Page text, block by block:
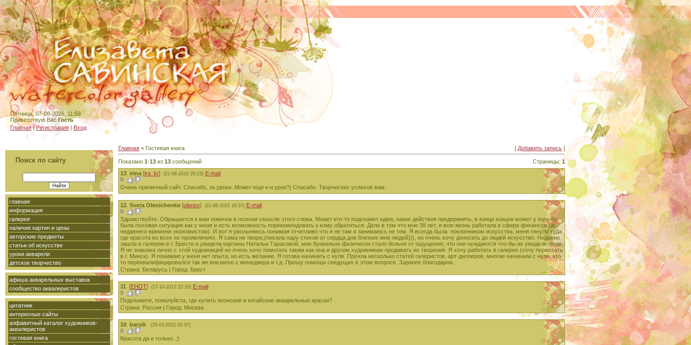
Пятница, 07-08-2026, 11:59
Приветствую Вас Гость
Главная|Регистрация |Вход
Поиск по сайту
главная
информация
галерея
наличие картин и цены
авторские предметы
статьи об искусстве
уроки акварели
детское творчество
афиша акварельных выставок
сообщество аквалеристов
цитатник
интересные сайты
алфавитный каталог художников-
аквалеристов
гостевая книга
Главная » Гостевая книга [ Добавить запись ]
Страницы: 1
Показано 1-13 из 13 сообщений
13 irina [ira_kr] (21-06-2016 20:23) E-mail
0
Очень приличный сайт. Спасибо, за уроки. Может еще к-н урок?) Спасибо. Творческих успехов вам.
12 Sveta Olenichenko [olensv] (21-08-2015 18:37) E-mail
0
Здравствуйте. Обращается к вам новичок в полном смысле этого слова. Может кто-то подскажет идею, какие действия предпринять, в конце концов может у кого-то
была похожая ситуация как у меня и есть возможность порекомендовать к кому обратиться. Дело в том что мне 38 лет, я всю жизнь работала в сфере финансов (до
недавнего времени экономистом). И вот я увольняюсь понимая отчетливо что я не там и занимаюсь не тем. Я всегда была поклонником искусства, меня тянуло туда
где красота во всех ее проявлениях. Я сама не творю,(писала пару стихов от сердца для близких мне людей))), но очень хочу доносить до людей искусство. Недавно
зашла в галерею в г. Бресте и увидела картины Натальи Тарасовой, мне буквально физически стало больно от ощущения, что они нуждаются что-бы их увидели люди.
Я не знакома лично с этой художницей но очень хочу помогать таким как она и другим художникам продавать их творения. Я хочу работать в галерее (хочу переехать
в г. Минск). Я понимаю у меня нет опыта, но есть желание. Я готова начинать с нуля. Прочла несколько статей галеристов, арт-диллеров, многие начинали с нуля, кто-
то переквалифицировался так же внезапно с менеджера и т.д. Прошу помощи сведущих в этом вопросе. Заранее благодарна.
Страна: Беларусь | Город: Брест
11 [ЕНОТ] (17-10-2012 22:16) E-mail
0
Подскажите, пожалуйста, где купить японские и китайские акварельные краски?
Страна: Россия | Город: Москва
10 barsik (25-03-2012 02:07)
0
Красота да и только..;)